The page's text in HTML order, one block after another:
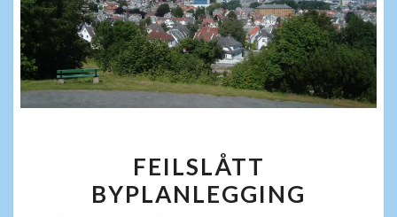
BYPLANLEGGING
FEILSLÅTT
BYPLANLEGGING